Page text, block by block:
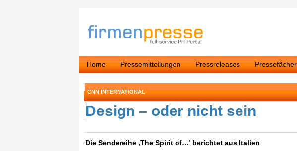
Home Pressemitteilungen Pressreleases Pressefächer
CNN INTERNATIONAL
Design – oder nicht sein
Die Sendereihe ‚The Spirit of…’ berichtet aus Italien